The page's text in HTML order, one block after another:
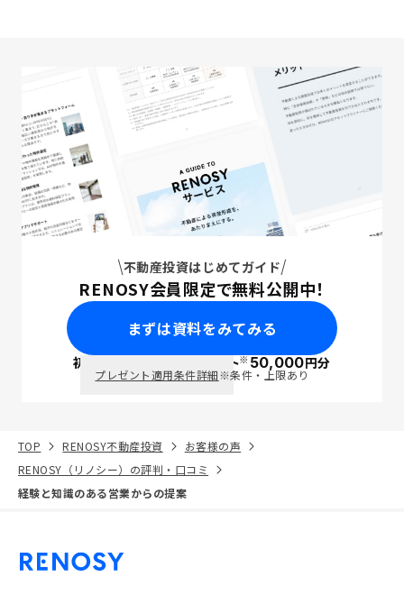
不動産投資はじめてガイド
RENOSY会員限定で無料公開中！
まずは資料をみてみる
初回面談で ポイント※50,000円分
プレゼント適用条件詳細※条件・上限あり
TOP RENOSY不動産投資
お客様の声
RENOSY（リノシー）の評判・口コミ
経験と知識のある営業からの提案